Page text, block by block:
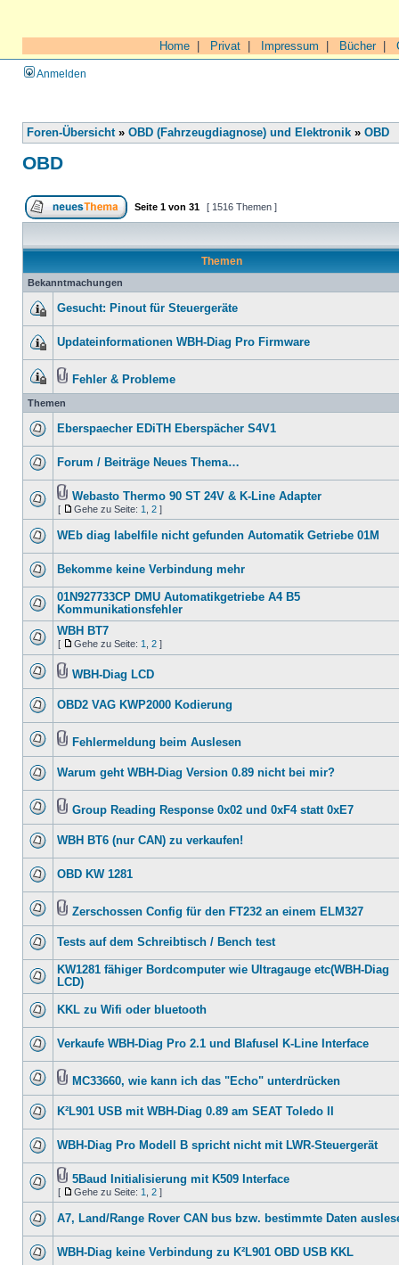
Home Privat Impressum Bücher|
Anmelden
Foren-Übersicht» OBD (Fahrzeugdiagnose) und Elektronik » OBD
OBD
Seite 1 von 31 [ 1516 Themen ]
Themen
Bekanntmachungen
Gesucht: Pinout für Steuergeräte
Updateinformationen WBH-Diag Pro Firmware
Fehler & Probleme
Themen
Eberspaecher EDiTH Eberspächer S4V1
Forum / Beiträge Neues Thema…
Webasto Thermo 90 ST 24V & K-Line Adapter
[ Gehe zu Seite: 1 2 ]
WEb diag labelfile nicht gefunden Automatik Getriebe 01M
Bekomme keine Verbindung mehr
01N927733CP DMU Automatikgetriebe A4 B5
Kommunikationsfehler
WBH BT7
[ Gehe zu Seite: 1 2 ]
WBH-Diag LCD
OBD2 VAG KWP2000 Kodierung
Fehlermeldung beim Auslesen
Warum geht WBH-Diag Version 0.89 nicht bei mir?
Group Reading Response 0x02 und 0xF4 statt 0xE7
WBH BT6 (nur CAN) zu verkaufen!
OBD KW 1281
Zerschossen Config für den FT232 an einem ELM327
Tests auf dem Schreibtisch / Bench test
KW1281 fähiger Bordcomputer wie Ultragauge etc(WBH-Diag
LCD)
KKL zu Wifi oder bluetooth
Verkaufe WBH-Diag Pro 2.1 und Blafusel K-Line Interface
MC33660, wie kann ich das "Echo" unterdrücken
K²L901 USB mit WBH-Diag 0.89 am SEAT Toledo II
WBH-Diag Pro Modell B spricht nicht mit LWR-Steuergerät
5Baud Initialisierung mit K509 Interface
[ Gehe zu Seite: 1 2 ]
A7, Land/Range Rover CAN bus bzw. bestimmte Daten
WBH-Diag keine Verbindung zu K²L901 OBD USB KKL